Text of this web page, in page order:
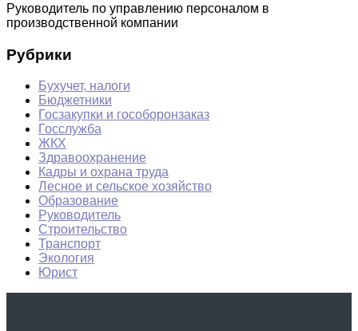
Руководитель по управлению персоналом в
производственной компании
Рубрики
Бухучет, налоги
Бюджетники
Госзакупки и гособоронзаказ
Госслужба
ЖКХ
Здравоохранение
Кадры и охрана труда
Лесное и сельское хозяйство
Образование
Руководитель
Строительство
Транспорт
Экология
Юрист